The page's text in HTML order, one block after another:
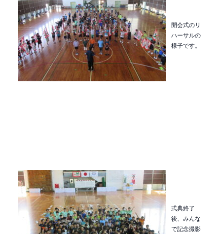
開会式のリ
ハーサルの
様子です。
式典終了
後、みんな
で記念撮影